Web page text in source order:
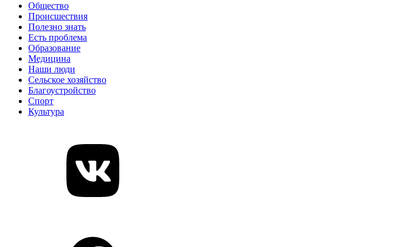
Общество
Происшествия
Полезно знать
Есть проблема
Образование
Медицина
Наши люди
Сельское хозяйство
Благоустройство
Спорт
Культура